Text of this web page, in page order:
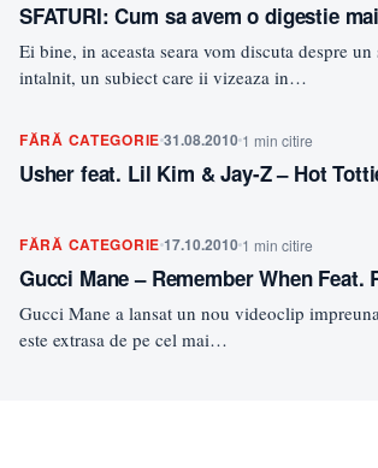
SFATURI: Cum sa avem o digestie
Ei bine, in aceasta seara vom discuta despre un
intalnit, un subiect care ii vizeaza in…
FĂRĂ CATEGORIE31.08.2010 1 min citire
Usher feat. Lil Kim & Jay-Z – Hot
FĂRĂ CATEGORIE17.10.2010 1 min citire
Gucci Mane – Remember When Feat.
Gucci Mane a lansat un nou videoclip
este extrasa de pe cel mai…